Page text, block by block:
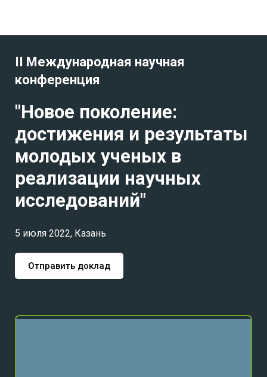
II Международная научная
конференция
"Новое поколение:
достижения и результаты
молодых ученых в
реализации научных
исследований"
5 июля 2022, Казань
Отправить доклад